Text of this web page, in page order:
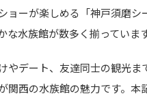
ョーが楽しめる「神戸須磨シ
な水族館が数多く揃っています
やデート、友達同士の観光ま
関西の水族館の魅力です。本